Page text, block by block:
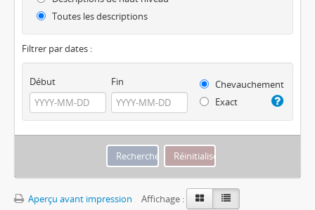
Toutes les descriptions
Filtrer par dates :
Début Fin
Chevauchement
Exact
Aperçu avant impression
Affichage :